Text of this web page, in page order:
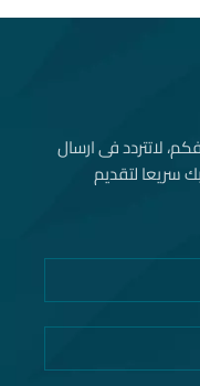
لاتتردد فى ارسال
سريعا لتقديم